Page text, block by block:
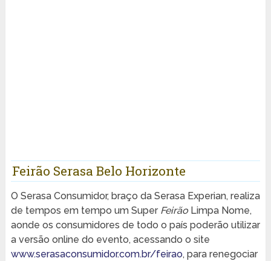
Feirão Serasa Belo Horizonte
O Serasa Consumidor, braço da Serasa Experian, realiza
de tempos em tempo um Super FeirãoLimpa Nome,
aonde os consumidores de todo o país poderão utilizar
a versão online do evento, acessando o site
www.serasaconsumidor.com.br/feirao, para renegociar